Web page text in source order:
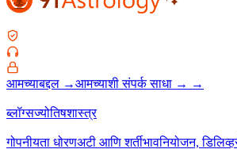
आमच्याबद्दल →आमच्याशी संपर्क साधा → →
ब्लॉग्सज्योतिषशास्त्र
गोपनीयता धोरणअटी आणि शर्तीभावनियोजन,